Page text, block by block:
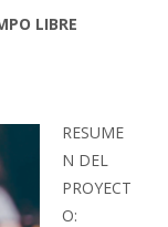
LIBRE
RESUME
N DEL
PROYECT
O: